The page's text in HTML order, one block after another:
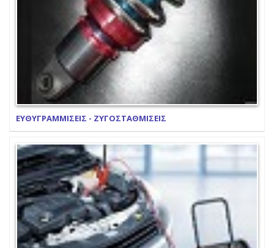
ΕΥΘΥΓΡΑΜΜΙΣΕΙΣ - ΖΥΓΟΣΤΑΘΜΙΣΕΙΣ